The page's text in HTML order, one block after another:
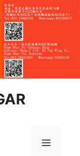
選